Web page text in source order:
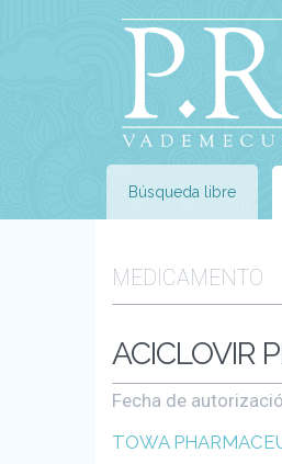
Búsqueda libre
MEDICAMENTO
ACICLOVIR
Fecha de
TOWA